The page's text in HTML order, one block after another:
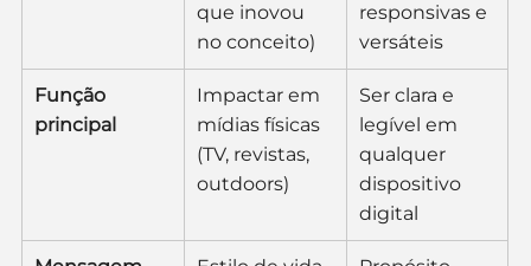
que inovou
no conceito)
responsivas e
versáteis
Função
principal
Impactar em
mídias físicas
(TV, revistas,
outdoors)
Ser clara e
legível em
qualquer
dispositivo
digital